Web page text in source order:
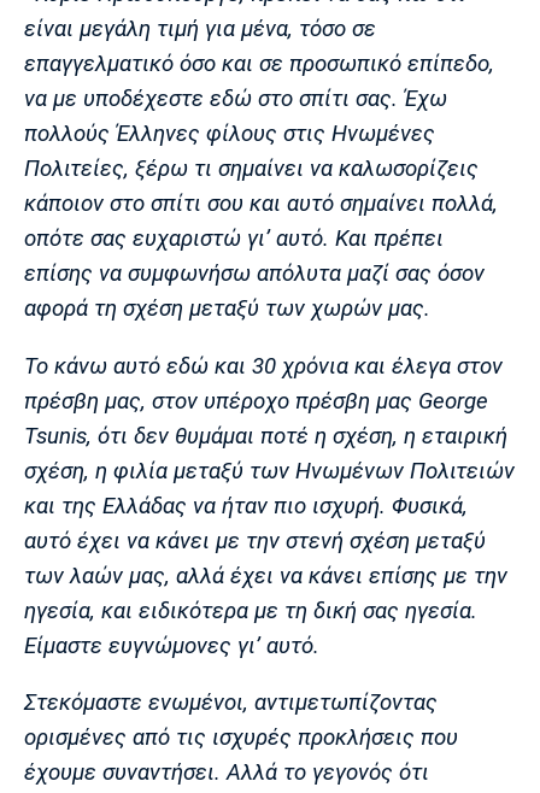
είναι μεγάλη τιμή για μένα, τόσο σε
επαγγελματικό όσο και σε προσωπικό επίπεδο,
να με υποδέχεστε εδώ στο σπίτι σας. Έχω
πολλούς Έλληνες φίλους στις Ηνωμένες
Πολιτείες, ξέρω τι σημαίνει να καλωσορίζεις
κάποιον στο σπίτι σου και αυτό σημαίνει πολλά,
οπότε σας ευχαριστώ γι’ αυτό. Και πρέπει
επίσης να συμφωνήσω απόλυτα μαζί σας όσον
αφορά τη σχέση μεταξύ των χωρών μας.
Το κάνω αυτό εδώ και 30 χρόνια και έλεγα στον
πρέσβη μας, στον υπέροχο πρέσβη μας George
Tsunis, ότι δεν θυμάμαι ποτέ η σχέση, η εταιρική
σχέση, η φιλία μεταξύ των Ηνωμένων Πολιτειών
και της Ελλάδας να ήταν πιο ισχυρή. Φυσικά,
αυτό έχει να κάνει με την στενή σχέση μεταξύ
των λαών μας, αλλά έχει να κάνει επίσης με την
ηγεσία, και ειδικότερα με τη δική σας ηγεσία.
Είμαστε ευγνώμονες γι’ αυτό.
Στεκόμαστε ενωμένοι, αντιμετωπίζοντας
ορισμένες από τις ισχυρές προκλήσεις που
έχουμε συναντήσει. Αλλά το γεγονός ότι